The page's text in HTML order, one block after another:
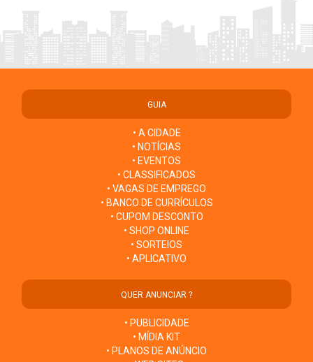
GUIA
• A CIDADE
• NOTÍCIAS
• EVENTOS
• CLASSIFICADOS
• VAGAS DE EMPREGO
• BANCO DE CURRÍCULOS
• CUPOM DESCONTO
• SHOP ONLINE
• SORTEIOS
• APLICATIVO
QUER ANUNCIAR ?
• PUBLICIDADE
• MÍDIA KIT
• PLANOS DE ANÚNCIO